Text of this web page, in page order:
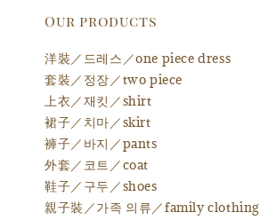
Our products
洋裝／드레스／one piece dress
套裝／정장／two piece
上衣／재킷／shirt
裙子／치마／skirt
褲子／바지／pants
外套／코트／coat
鞋子／구두／shoes
親子裝／가족 의류／family clothing